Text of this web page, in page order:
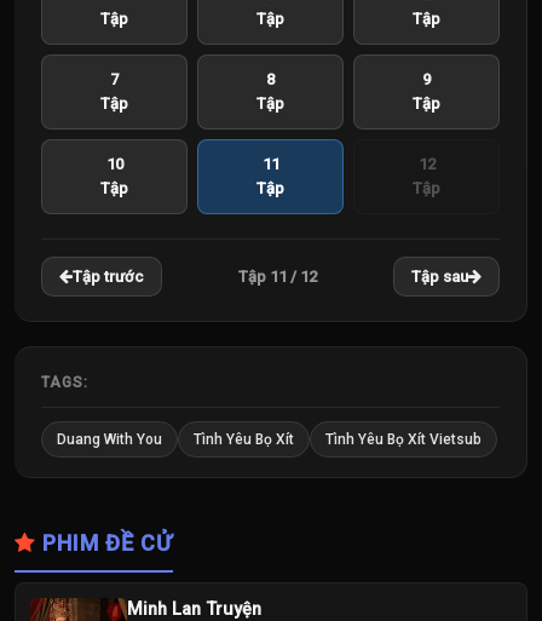
Tập
Tập
Tập
7
Tập
8
Tập
9
Tập
10
Tập
11
Tập
12
Tập
Tập trước Tập 11 / 12 Tập sau
TAGS:
Duang With You Tình Yêu Bọ Xít Tình Yêu Bọ Xít Vietsub
PHIM ĐỀ CỬ
Minh Lan Truyện